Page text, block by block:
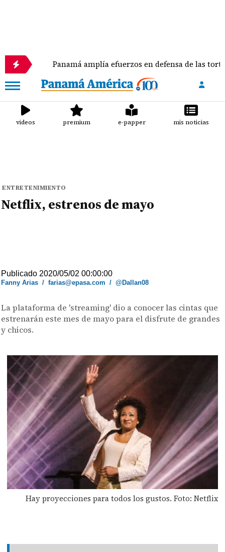
Panamá amplía efuerzos en defensa de las tortugas
videos premium e-papper mis noticias
ENTRETENIMIENTO
Netflix, estrenos de mayo
Publicado 2020/05/02 00:00:00
Fanny Arias /farias@epasa.com /@Dallan08
La plataforma de 'streaming' dio a conocer las cintas que
estrenarán este mes de mayo para el disfrute de grandes
y chicos.
Hay proyecciones para todos los gustos. Foto: Netflix